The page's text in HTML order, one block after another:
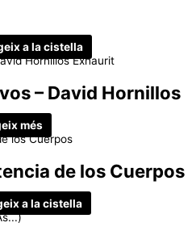
a la cistella
Exhaurit
– David Hornillos
més
de los Cuerpos
a la cistella